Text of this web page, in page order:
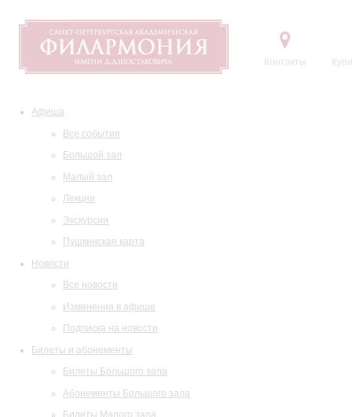
Контакты
Афиша
Все события
Большой зал
Малый зал
Лекции
Экскурсии
Пушкинская карта
Новости
Все новости
Изменения в афише
Подписка на новости
Билеты и абонементы
Билеты Большого зала
Абонементы Большого зала
Билеты Малого зала